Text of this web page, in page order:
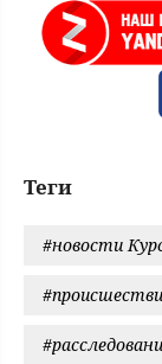
Теги
#новости